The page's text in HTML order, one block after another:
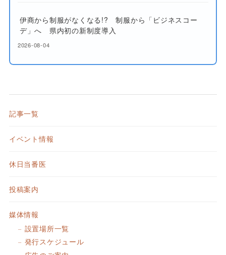
伊商から制服がなくなる!? 制服から「ビジネスコー
デ」へ 県内初の新制度導入
2026-08-04
記事一覧
イベント情報
休日当番医
投稿案内
媒体情報
設置場所一覧
発行スケジュール